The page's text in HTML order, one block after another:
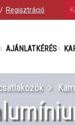
/ Regisztráció
AJÁNLATKÉRÉS